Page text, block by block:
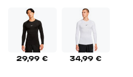
29,99 € 34,99 €